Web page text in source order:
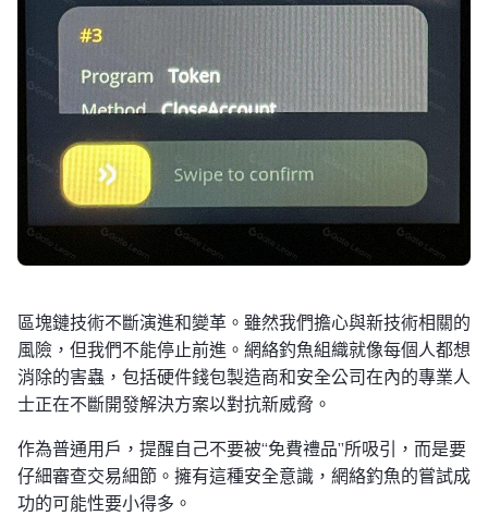
區塊鏈技術不斷演進和變革。雖然我們擔心與新技術相關的
風險，但我們不能停止前進。網絡釣魚組織就像每個人都想
消除的害蟲，包括硬件錢包製造商和安全公司在內的專業人
士正在不斷開發解決方案以對抗新威脅。
作為普通用戶，提醒自己不要被“免費禮品”所吸引，而是要
仔細審查交易細節。擁有這種安全意識，網絡釣魚的嘗試成
功的可能性要小得多。